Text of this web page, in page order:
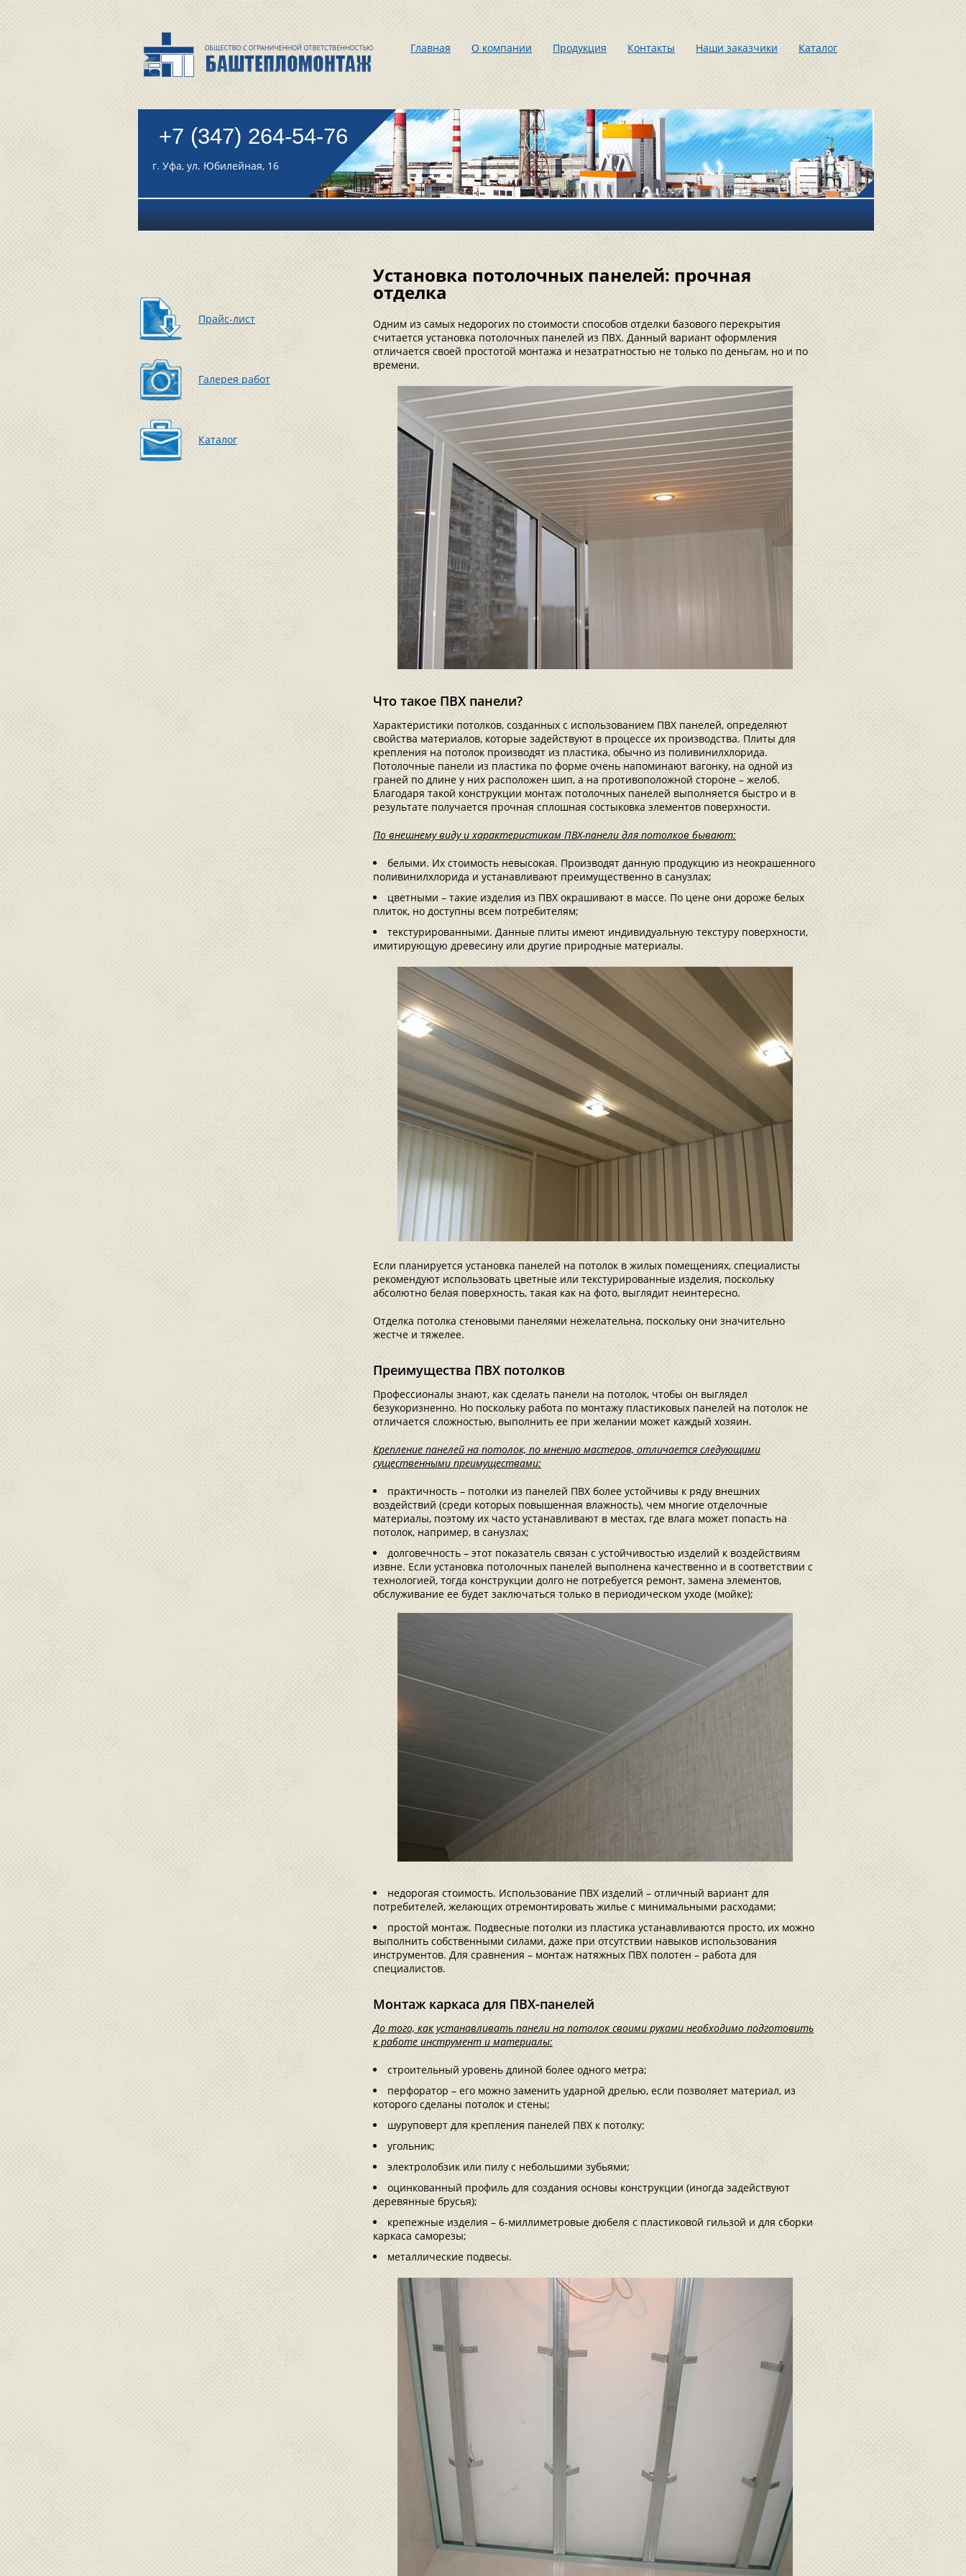
Главная О компании Продукция Контакты Наши заказчики Каталог
+7 (347) 264-54-76
г. Уфа, ул. Юбилейная, 16
Прайс-лист
Галерея работ
Каталог
Установка потолочных панелей: прочная
отделка
Одним из самых недорогих по стоимости способов отделки базового перекрытия
считается установка потолочных панелей из ПВХ. Данный вариант оформления
отличается своей простотой монтажа и незатратностью не только по деньгам, но и по
времени.
Что такое ПВХ панели?
Характеристики потолков, созданных с использованием ПВХ панелей, определяют
свойства материалов, которые задействуют в процессе их производства. Плиты для
крепления на потолок производят из пластика, обычно из поливинилхлорида.
Потолочные панели из пластика по форме очень напоминают вагонку, на одной из
граней по длине у них расположен шип, а на противоположной стороне – желоб.
Благодаря такой конструкции монтаж потолочных панелей выполняется быстро и в
результате получается прочная сплошная состыковка элементов поверхности.
По внешнему виду и характеристикам ПВХ-панели для потолков бывают:
белыми. Их стоимость невысокая. Производят данную продукцию из неокрашенного
поливинилхлорида и устанавливают преимущественно в санузлах;
цветными – такие изделия из ПВХ окрашивают в массе. По цене они дороже белых
плиток, но доступны всем потребителям;
текстурированными. Данные плиты имеют индивидуальную текстуру поверхности,
имитирующую древесину или другие природные материалы.
Если планируется установка панелей на потолок в жилых помещениях, специалисты
рекомендуют использовать цветные или текстурированные изделия, поскольку
абсолютно белая поверхность, такая как на фото, выглядит неинтересно.
Отделка потолка стеновыми панелями нежелательна, поскольку они значительно
жестче и тяжелее.
Преимущества ПВХ потолков
Профессионалы знают, как сделать панели на потолок, чтобы он выглядел
безукоризненно. Но поскольку работа по монтажу пластиковых панелей на потолок не
отличается сложностью, выполнить ее при желании может каждый хозяин.
Крепление панелей на потолок, по мнению мастеров, отличается следующими
существенными преимуществами:
практичность – потолки из панелей ПВХ более устойчивы к ряду внешних
воздействий (среди которых повышенная влажность), чем многие отделочные
материалы, поэтому их часто устанавливают в местах, где влага может попасть на
потолок, например, в санузлах;
долговечность – этот показатель связан с устойчивостью изделий к воздействиям
извне. Если установка потолочных панелей выполнена качественно и в соответствии с
технологией, тогда конструкции долго не потребуется ремонт, замена элементов,
обслуживание ее будет заключаться только в периодическом уходе (мойке);
недорогая стоимость. Использование ПВХ изделий – отличный вариант для
потребителей, желающих отремонтировать жилье с минимальными расходами;
простой монтаж. Подвесные потолки из пластика устанавливаются просто, их можно
выполнить собственными силами, даже при отсутствии навыков использования
инструментов. Для сравнения – монтаж натяжных ПВХ полотен – работа для
специалистов.
Монтаж каркаса для ПВХ-панелей
До того, как устанавливать панели на потолок своими руками необходимо подготовить
к работе инструмент и материалы:
строительный уровень длиной более одного метра;
перфоратор – его можно заменить ударной дрелью, если позволяет материал, из
которого сделаны потолок и стены;
шуруповерт для крепления панелей ПВХ к потолку;
угольник;
электролобзик или пилу с небольшими зубьями;
оцинкованный профиль для создания основы конструкции (иногда задействуют
деревянные брусья);
крепежные изделия – 6-миллиметровые дюбеля с пластиковой гильзой и для сборки
каркаса саморезы;
металлические подвесы.